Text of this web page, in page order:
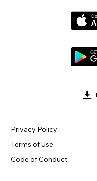
Terms of Use
Privacy Policy
Code of Conduct